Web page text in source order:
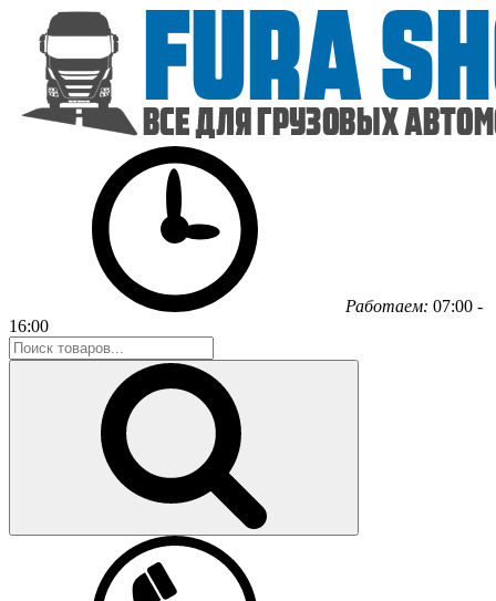
Работаем: 07:00 -
16:00